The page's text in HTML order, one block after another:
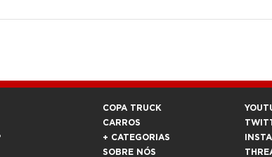
COPA TRUCK
CARROS
+ CATEGORIAS
SOBRE NÓS